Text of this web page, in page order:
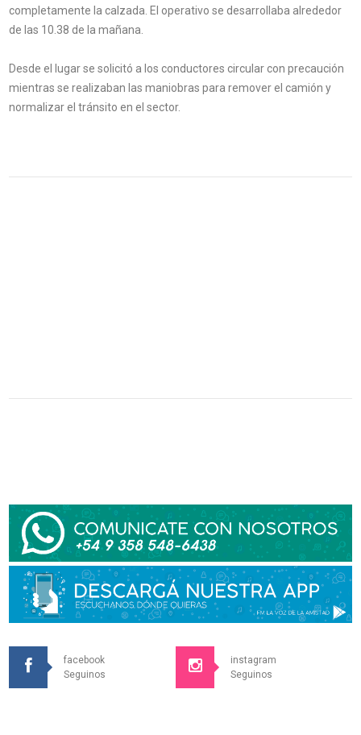
completamente la calzada. El operativo se desarrollaba alrededor
de las 10.38 de la mañana.
Desde el lugar se solicitó a los conductores circular con precaución
mientras se realizaban las maniobras para remover el camión y
normalizar el tránsito en el sector.
facebook
Seguinos
instagram
Seguinos